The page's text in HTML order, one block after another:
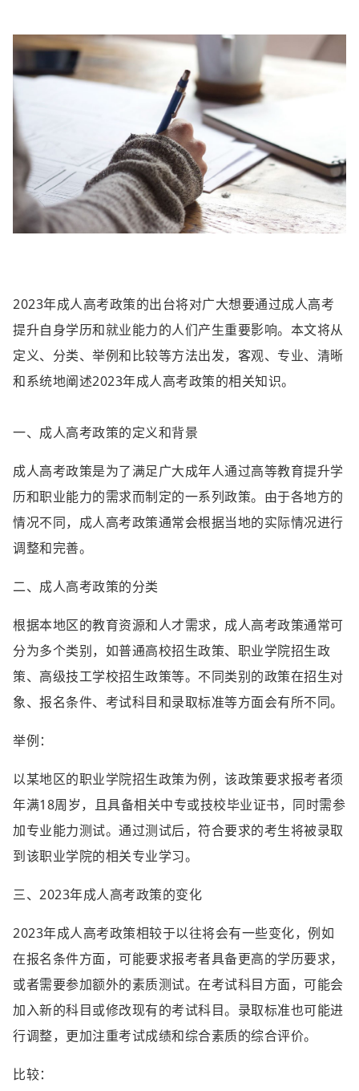
2023年成人高考政策的出台将对广大想要通过成人高考
提升自身学历和就业能力的人们产生重要影响。本文将从
定义、分类、举例和比较等方法出发，客观、专业、清晰
和系统地阐述2023年成人高考政策的相关知识。
一、成人高考政策的定义和背景
成人高考政策是为了满足广大成年人通过高等教育提升学
历和职业能力的需求而制定的一系列政策。由于各地方的
情况不同，成人高考政策通常会根据当地的实际情况进行
调整和完善。
二、成人高考政策的分类
根据本地区的教育资源和人才需求，成人高考政策通常可
分为多个类别，如普通高校招生政策、职业学院招生政
策、高级技工学校招生政策等。不同类别的政策在招生对
象、报名条件、考试科目和录取标准等方面会有所不同。
举例：
以某地区的职业学院招生政策为例，该政策要求报考者须
年满18周岁，且具备相关中专或技校毕业证书，同时需参
加专业能力测试。通过测试后，符合要求的考生将被录取
到该职业学院的相关专业学习。
三、2023年成人高考政策的变化
2023年成人高考政策相较于以往将会有一些变化，例如
在报名条件方面，可能要求报考者具备更高的学历要求，
或者需要参加额外的素质测试。在考试科目方面，可能会
加入新的科目或修改现有的考试科目。录取标准也可能进
行调整，更加注重考试成绩和综合素质的综合评价。
比较：